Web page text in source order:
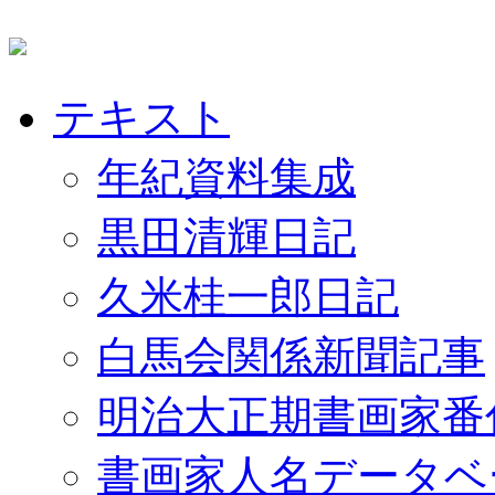
テキスト
年紀資料集成
黒田清輝日記
久米桂一郎日記
白馬会関係新聞記事
明治大正期書画家
書画家人名データ